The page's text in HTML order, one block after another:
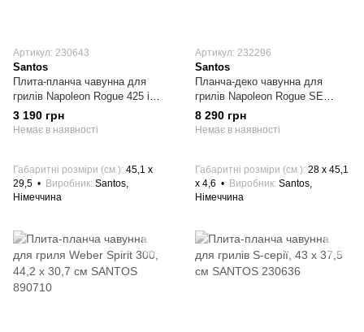
Артикул: 230643
Santos
Плита-планча чавунна для
грилів Napoleon Rogue 425 і
Rogue XT 425/625 SANTOS
230643
3 190 грн
Немає в наявності
Габаритні розміри (см.) 45,1 х
29,5
Виробник Santos,
Німеччина
Артикул: 232296
Santos
Планча-деко чавунна для
грилів Napoleon Rogue SE
425/525/625 і Freestyle 365/425
SANTOS 232296
8 290 грн
Немає в наявності
Габаритні розміри (см.) 28 x 45,1
x 4,6
Виробник Santos,
Німеччина